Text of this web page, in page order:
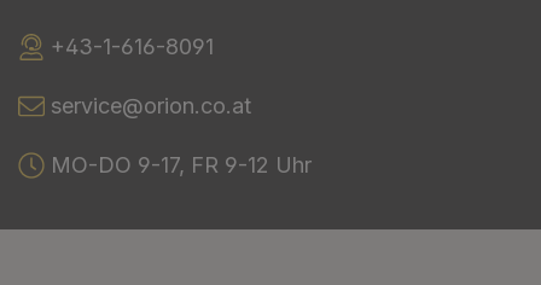
+43-1-616-8091
service@orion.co.at
MO-DO 9-17, FR 9-12 Uhr